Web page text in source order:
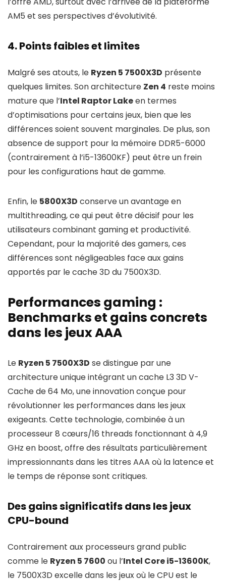
AM5 et ses perspectives d’évolutivité.
4. Points faibles et limites
Malgré ses atouts, le Ryzen 5 7500X3D présente
quelques limites. Son architecture Zen 4 reste moins
mature que l’Intel Raptor Lakeen termes
d’optimisations pour certains jeux, bien que les
différences soient souvent marginales. De plus, son
absence de support pour la mémoire DDR5-6000
(contrairement à l’i5-13600KF) peut être un frein
pour les configurations haut de gamme.
Enfin, le 5800X3D conserve un avantage en
multithreading, ce qui peut être décisif pour les
utilisateurs combinant gaming et productivité.
Cependant, pour la majorité des gamers, ces
différences sont négligeables face aux gains
apportés par le cache 3D du 7500X3D.
Performances gaming :
Benchmarks et gains concrets
dans les jeux AAA
Le Ryzen 5 7500X3D se distingue par une
architecture unique intégrant un cache L3 3D V-
Cache de 64 Mo, une innovation conçue pour
révolutionner les performances dans les jeux
exigeants. Cette technologie, combinée à un
processeur 8 cœurs/16 threads fonctionnant à 4,9
GHz en boost, offre des résultats particulièrement
impressionnants dans les titres AAA où la latence et
le temps de réponse sont critiques.
Des gains significatifs dans les jeux
CPU-bound
Contrairement aux processeurs grand public
comme le Ryzen 5 7600 ou l’Intel Core i5-13600K,
le 7500X3D excelle dans les jeux où le CPU est le